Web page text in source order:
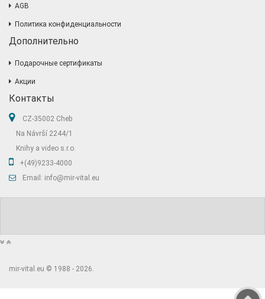
AGB
Политика конфиденциальности
Дополнительно
Подарочные сертификаты
Акции
Контакты
CZ-35002 Cheb
Na Návrší 2244/1
Knihy a video s.r.o.
+(49)9233-4000
Email: info@mir-vital.eu
mir-vital.eu © 1988 - 2026.